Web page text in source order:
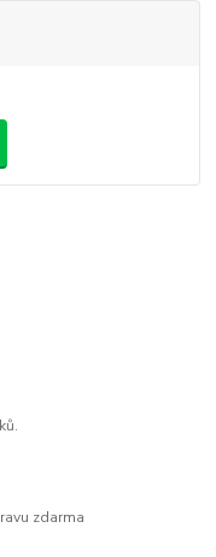
zdarma